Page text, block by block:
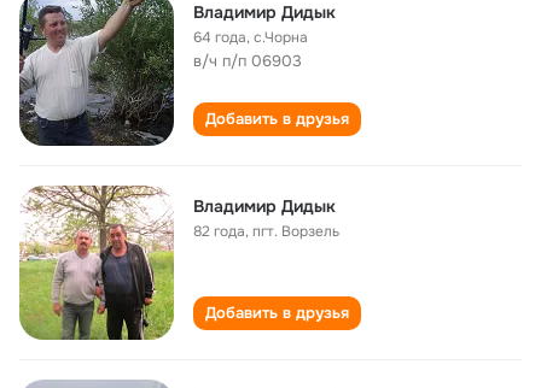
Владимир Дидык
64 года,с.Чорна
в/ч п/п 06903
Добавить в друзья
Владимир Дидык
82 года,пгт. Ворзель
Добавить в друзья